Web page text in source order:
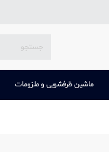
ماشین ظرفشویی و ملزومات